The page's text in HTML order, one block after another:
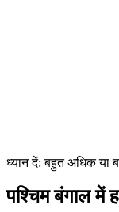
ध्यान दें: बहुत अधिक या
पश्चिम बंगाल में